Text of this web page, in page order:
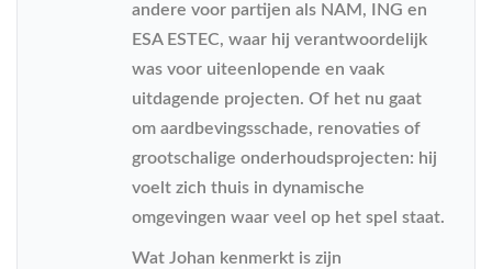
andere voor partijen als NAM, ING en
ESA ESTEC, waar hij verantwoordelijk
was voor uiteenlopende en vaak
uitdagende projecten. Of het nu gaat
om aardbevingsschade, renovaties of
grootschalige onderhoudsprojecten: hij
voelt zich thuis in dynamische
omgevingen waar veel op het spel staat.
Wat Johan kenmerkt is zijn